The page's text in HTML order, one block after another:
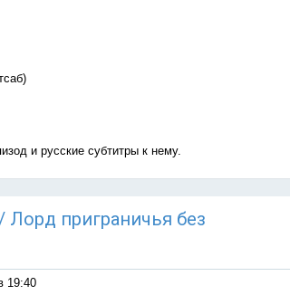
и русские субтитры к нему.
Лорд приграничья без
19:40